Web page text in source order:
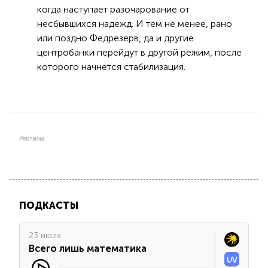
когда наступает разочарование от
несбывшихся надежд. И тем не менее, рано
или поздно Федрезерв, да и другие
центробанки перейдут в другой режим, после
которого начнется стабилизация.
Реклама
ПОДКАСТЫ
23 июля
Всего лишь математика